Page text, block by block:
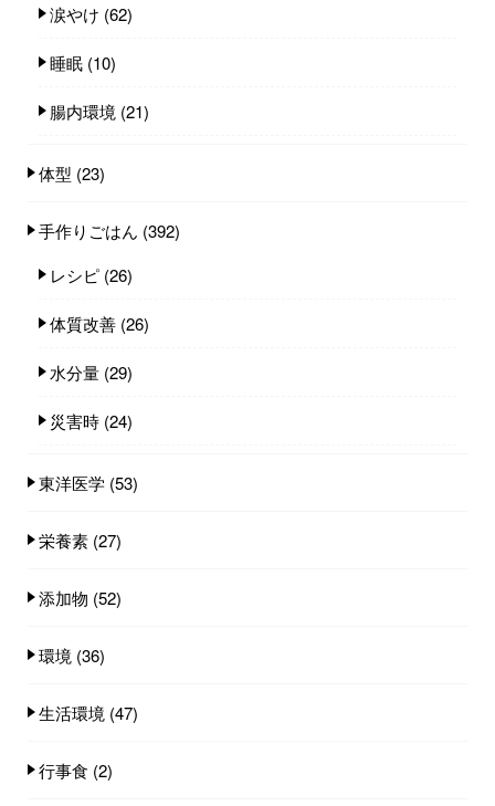
涙やけ (62)
睡眠 (10)
腸内環境 (21)
体型 (23)
手作りごはん (392)
レシピ (26)
体質改善 (26)
水分量 (29)
災害時 (24)
東洋医学 (53)
栄養素 (27)
添加物 (52)
環境 (36)
生活環境 (47)
行事食 (2)